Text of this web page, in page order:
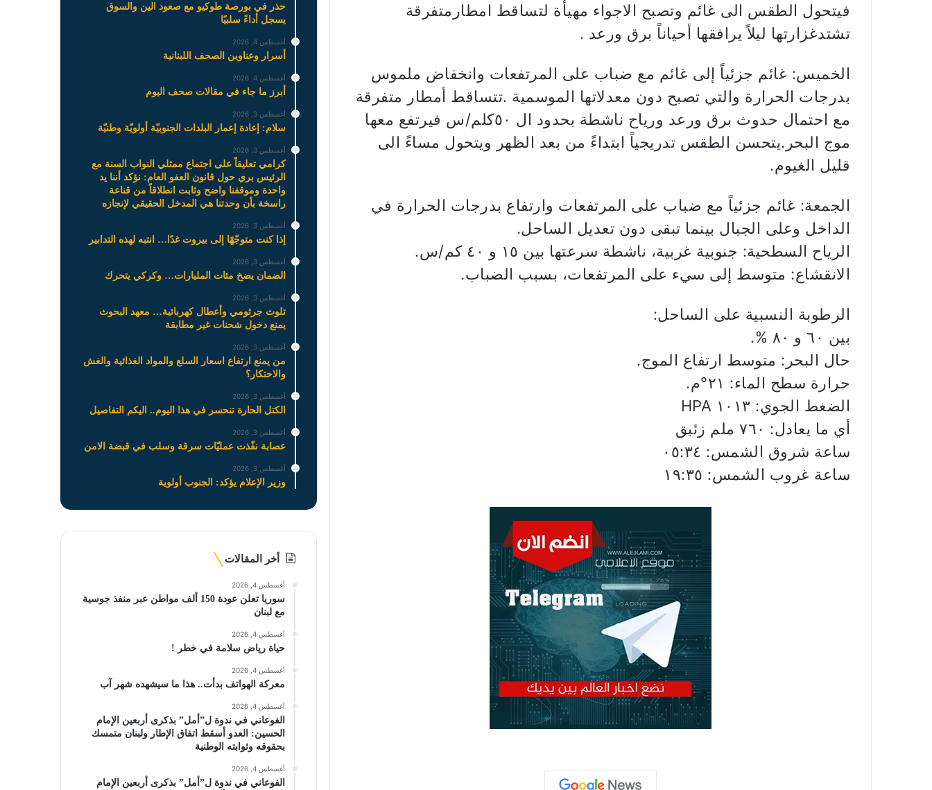
فيتحول الطقس الى غائم وتصبح الاجواء مهيأة لتساقط امطارمتفرقة
تشتدغزارتها ليلاً يرافقها أحياناً برق ورعد .
الخميس: غائم جزئياً إلى غائم مع ضباب على المرتفعات وانخفاض ملموس
بدرجات الحرارة والتي تصبح دون معدلاتها الموسمية .تتساقط أمطار متفرقة
مع احتمال حدوث برق ورعد ورياح ناشطة بحدود ال ٥٠كلم/س فيرتفع معها
موج البحر.يتحسن الطقس تدريجياً ابتداءً من بعد الظهر ويتحول مساءً الى
قليل الغيوم.
الجمعة: غائم جزئياً مع ضباب على المرتفعات وارتفاع بدرجات الحرارة في
الداخل وعلى الجبال بينما تبقى دون تعديل الساحل.
الرياح السطحية: جنوبية غربية، ناشطة سرعتها بين ١٥ و ٤٠ كم/س.
الانقشاع: متوسط إلى سيء على المرتفعات، بسبب الضباب.
الرطوبة النسبية على الساحل:
بين ٦٠ و ٨٠ %.
حال البحر: متوسط ارتفاع الموج.
حرارة سطح الماء: ٢١°م.
الضغط الجوي: ١٠١٣ HPA
أي ما يعادل: ٧٦٠ ملم زئبق
ساعة شروق الشمس: ٠٥:٣٤
ساعة غروب الشمس: ١٩:٣٥
حذر في بورصة طوكيو مع صعود الين والسوق
يسجل أداءً سلبيًا
أغسطس 4, 2026
أسرار وعناوين الصحف اللبنانية
أغسطس 4, 2026
أبرز ما جاء في مقالات صحف اليوم
أغسطس 3, 2026
سلام: إعادة إعمار البلدات الجنوبيّة أولويّة وطنيّة
أغسطس 3, 2026
كرامي تعليقاً على اجتماع ممثلي النواب السنة مع
الرئيس بري حول قانون العفو العام: نؤكد أننا يد
واحدة وموقفنا واضح وثابت انطلاقاً من قناعة
راسخة بأن وحدتنا هي المدخل الحقيقي لإنجازه
أغسطس 3, 2026
إذا كنت متوجّهًا إلى بيروت غدًا… انتبه لهذه التدابير
أغسطس 3, 2026
الضمان يضخ مئات المليارات… وكركي يتحرك
أغسطس 3, 2026
تلوث جرثومي وأعطال كهربائية… معهد البحوث
يمنع دخول شحنات غير مطابقة
أغسطس 3, 2026
من يمنع ارتفاع اسعار السلع والمواد الغذائية والغش
والاحتكار؟
أغسطس 3, 2026
الكتل الحارة تنحسر في هذا اليوم.. اليكم التفاصيل
أغسطس 3, 2026
عصابة نفّذت عمليّات سرقة وسلب في قبضة الامن
أغسطس 3, 2026
وزير الإعلام يؤكد: الجنوب أولوية
أخر المقالات
أغسطس 4, 2026
سوريا تعلن عودة 150 ألف مواطن عبر منفذ جوسية
مع لبنان
أغسطس 4, 2026
حياة رياض سلامة في خطر !
أغسطس 4, 2026
معركة الهواتف بدأت.. هذا ما سيشهده شهر آب
أغسطس 4, 2026
الفوعاني في ندوة ل”أمل” بذكرى أربعين الإمام
الحسين: العدو أسقط اتفاق الإطار ولبنان متمسك
بحقوقه وثوابته الوطنية
أغسطس 4, 2026
الفوعاني في ندوة ل”أمل” بذكرى أربعين الإمام